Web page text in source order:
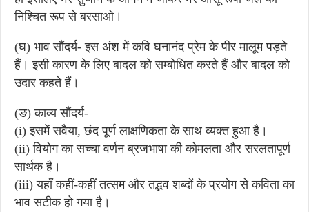
निश्चित रूप से बरसाओ।
(घ) भाव सौंदर्य- इस अंश में कवि घनानंद प्रेम के पीर मालूम पड़ते
हैं। इसी कारण के लिए बादल को सम्बोधित करते हैं और बादल को
उदार कहते हैं।
(ङ) काव्य सौंदर्य-
(i) इसमें सवैया, छंद पूर्ण लाक्षणिकता के साथ व्यक्त हुआ है।
(ii) वियोग का सच्चा वर्णन ब्रजभाषा की कोमलता और सरलतापूर्ण
सार्थक है।
(iii) यहाँ कहीं-कहीं तत्सम और तद्भव शब्दों के प्रयोग से कविता का
भाव सटीक हो गया है।